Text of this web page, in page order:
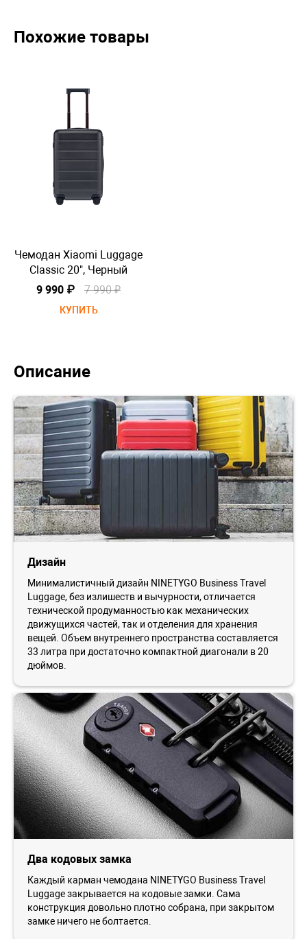
Похожие товары
Чемодан Xiaomi Luggage
Classic 20", Черный
9 990 ₽
7 990 ₽
КУПИТЬ
Описание
Дизайн
Минималистичный дизайн NINETYGO Business Travel
Luggage, без излишеств и вычурности, отличается
технической продуманностью как механических
движущихся частей, так и отделения для хранения
вещей. Объем внутреннего пространства составляется
33 литра при достаточно компактной диагонали в 20
дюймов.
Два кодовых замка
Каждый карман чемодана NINETYGO Business Travel
Luggage закрывается на кодовые замки. Сама
конструкция довольно плотно собрана, при закрытом
замке ничего не болтается.